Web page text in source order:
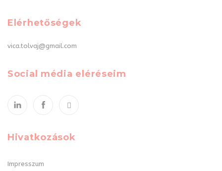
Elérhetőségek
vica.tolvaj@gmail.com
Social média eléréseim
Hivatkozások
Impresszum